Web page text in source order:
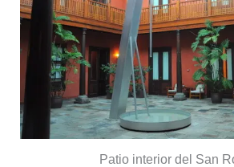
Patio interior del San